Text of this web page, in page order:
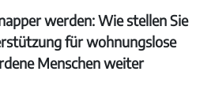
werden: Wie stellen Sie
für wohnungslose
Menschen weiter